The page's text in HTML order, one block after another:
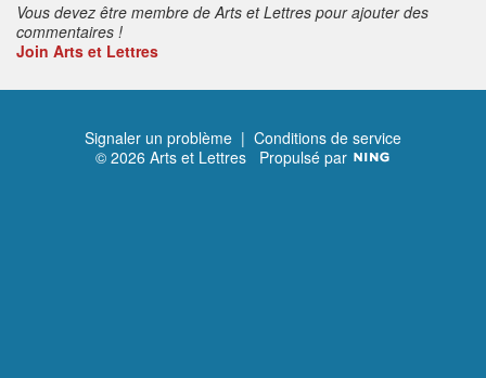
Vous devez être membre de Arts et Lettres pour ajouter des
commentaires !
Join Arts et Lettres
Signaler un problème | Conditions de service
© 2026 Arts et Lettres Propulsé par